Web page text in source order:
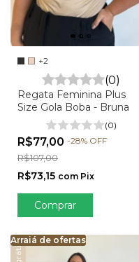
+2
(0)
Regata Feminina Plus
Size Gola Boba - Bruna
(0)
R$77,00 -28% OFF
R$107,00
R$73,15 com Pix
Comprar
Arraiá de ofertas
Arraiá de ofertas